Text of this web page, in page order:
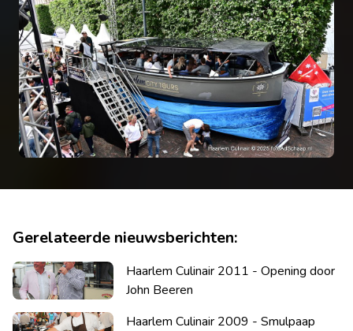
Gerelateerde nieuwsberichten:
Haarlem Culinair 2011 - Opening door
John Beeren
Haarlem Culinair 2009 - Smulpaap